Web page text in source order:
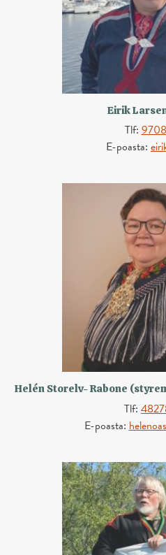
Eirik
Tlf:
E-poasta:
Helén Storelv- Rabone
Tlf:
E-poasta: